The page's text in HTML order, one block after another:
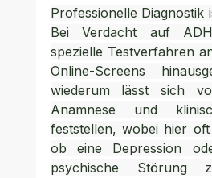
Professionelle Diagnostik
Bei Verdacht auf
spezielle Testverfahren
Online-Screens
wiederum lässt sich
Anamnese und
feststellen, wobei hier
ob eine Depression
psychische Störung